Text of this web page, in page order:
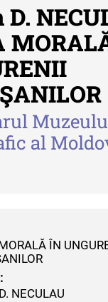
istorice"
”Ioan Neculce”
a Moldovei
D.
al
ÎN
NECULAU